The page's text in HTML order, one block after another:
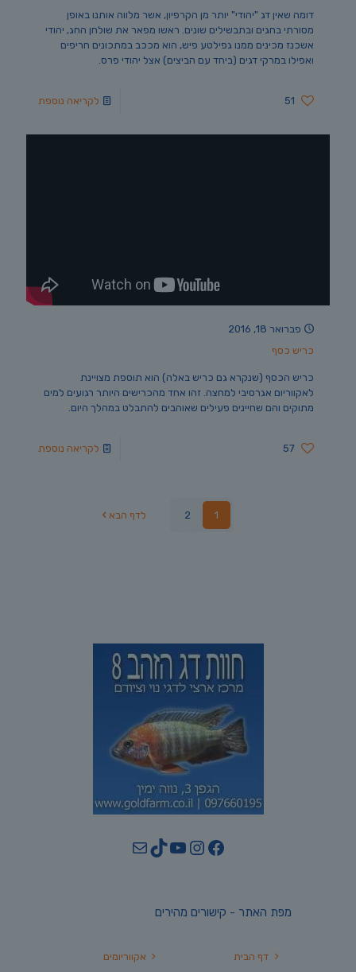
דומה שאין דג "יהודי" יותר מן הקרפיון, אשר מלווה אותנו באופן
מסורתי בחגים ובתבשילים שונים. ראשו מפאר את שולחן החג, יהודי
אשכנז מכינים ממנו גפילטע פיש, הוא מככב במתכונים חריפים
ואפילו במרקי דגים (ביחד עם הביצים) אצל יהודי פרס.
51 לקריאה נוספת
פברואר 18, 2016
כריש כסף
כריש הכסף (שנקרא גם כריש באלה) הוא תוספת מצויינת
לאקווריום אגרסיבי למחצה. זהו אחד מהכרישים היותר רגועים למים
מתוקים והם שחיינים פעילים שאוהבים להתבלט במהלך היום.
57 לקריאה נוספת
1
2 לדף הבא
Facebook
Instagram
YouTube
TikTok
Mail
מפת האתר - קישורים מהירים
אקווריומים
דף הבית